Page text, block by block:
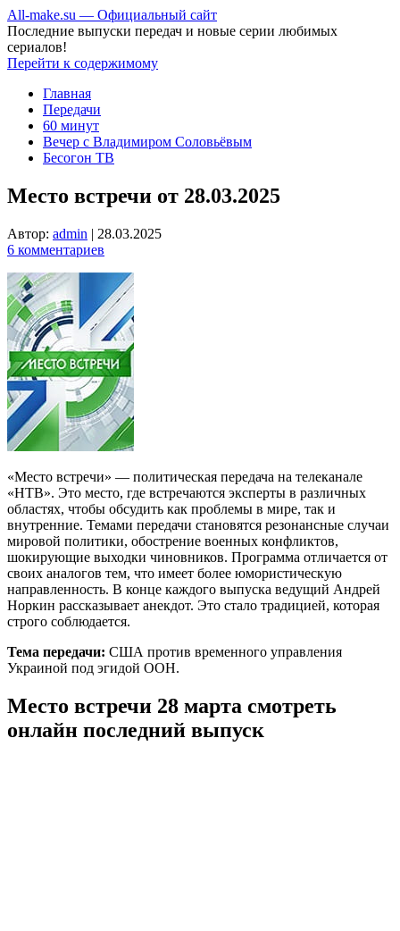
All-make.su — Официальный сайт
Последние выпуски передач и новые серии любимых
сериалов!
Перейти к содержимому
Главная
Передачи
60 минут
Вечер с Владимиром Соловьёвым
Бесогон ТВ
Место встречи от 28.03.2025
Автор: admin | 28.03.2025
6 комментариев
«Место встречи» — политическая передача на телеканале
«НТВ». Это место, где встречаются эксперты в различных
областях, чтобы обсудить как проблемы в мире, так и
внутренние. Темами передачи становятся резонансные случаи
мировой политики, обострение военных конфликтов,
шокирующие выходки чиновников. Программа отличается от
своих аналогов тем, что имеет более юмористическую
направленность. В конце каждого выпуска ведущий Андрей
Норкин рассказывает анекдот. Это стало традицией, которая
строго соблюдается.
Тема передачи: США против временного управления
Украиной под эгидой ООН.
Место встречи 28 марта смотреть
онлайн последний выпуск